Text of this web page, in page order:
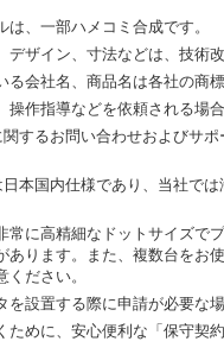
、一部ハメコミ合成です。
ザイン、寸法などは、技術
会社名、商品名は各社の商
作指導などを依頼される場
するお問い合わせおよびサ
本国内仕様であり、当社で
常に高精細なドットサイズで
あります。また、複数台をお
ださい。
を設置する際に申請が必要な
めに、安心便利な「保守契